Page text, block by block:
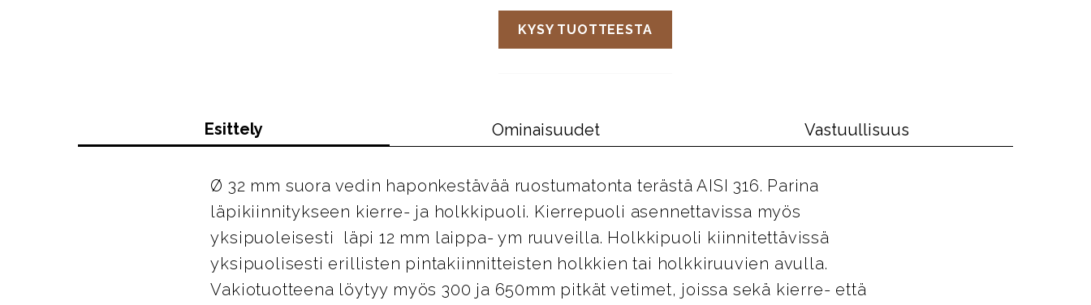
KYSY TUOTTEESTA
Esittely Ominaisuudet Vastuullisuus
Ø 32 mm suora vedin haponkestävää ruostumatonta terästä AISI 316. Parina
läpikiinnitykseen kierre- ja holkkipuoli. Kierrepuoli asennettavissa myös
yksipuoleisesti läpi 12 mm laippa- ym ruuveilla. Holkkipuoli kiinnitettävissä
yksipuolisesti erillisten pintakiinnitteisten holkkien tai holkkiruuvien avulla.
Vakiotuotteena löytyy myös 300 ja 650mm pitkät vetimet, joissa sekä kierre- että